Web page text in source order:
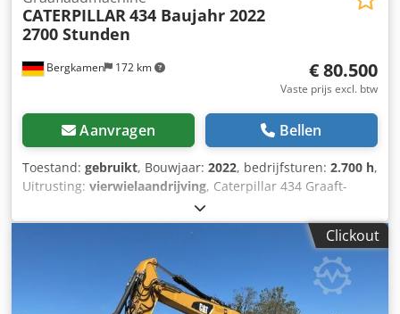
Bergkamen 172 km
CATERPILLAR434 Baujahr 2022
2700 Stunden
€ 80.500
Vaste prijs excl. btw
Aanvragen Bellen
Toestand: gebruikt, Bouwjaar: 2022, bedrijfsturen: 2.700 h,
Uitrusting: vierwielaandrijving, Caterpillar 434 Graaft-
laadcombinatie 2700 uur * Modelnummer: 434 Crodpfjzr
Tqwox Aaijf * Bouwjaar: 2022 * Bedrijfsgewicht: 9.520 kg *
Clickout